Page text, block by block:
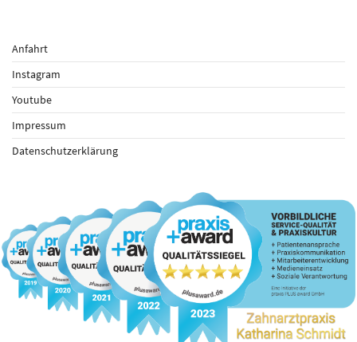
Anfahrt
Instagram
Youtube
Impressum
Datenschutzerklärung